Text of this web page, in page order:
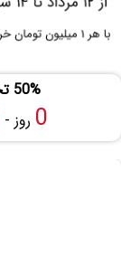
50% تخفیف همه محصولات ویژه تابستان
0 روز -